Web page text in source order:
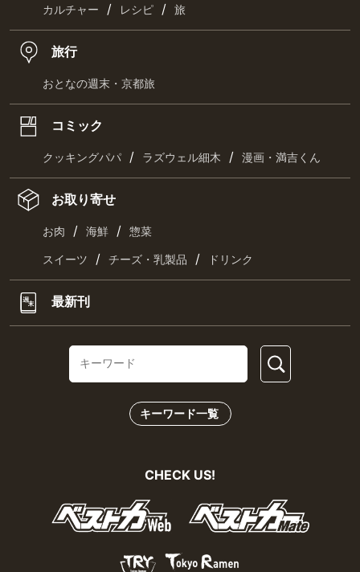
カルチャー / レシピ / 旅
旅行
おとなの週末・京都旅
コミック
クッキングパパ / ラズウェル細木 / 漫画・満吉くん
お取り寄せ
お肉 / 海鮮 / 惣菜
スイーツ / チーズ・乳製品 / ドリンク
最新刊
キーワード一覧
CHECK US!